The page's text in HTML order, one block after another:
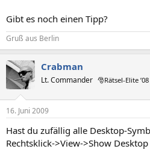
Gibt es noch einen Tipp?
Gruß aus Berlin
Crabman
Lt. Commander 🎅Rätsel-Elite ’08
16. Juni 2009
Hast du zufällig alle Desktop-
Rechtsklick->View->Show